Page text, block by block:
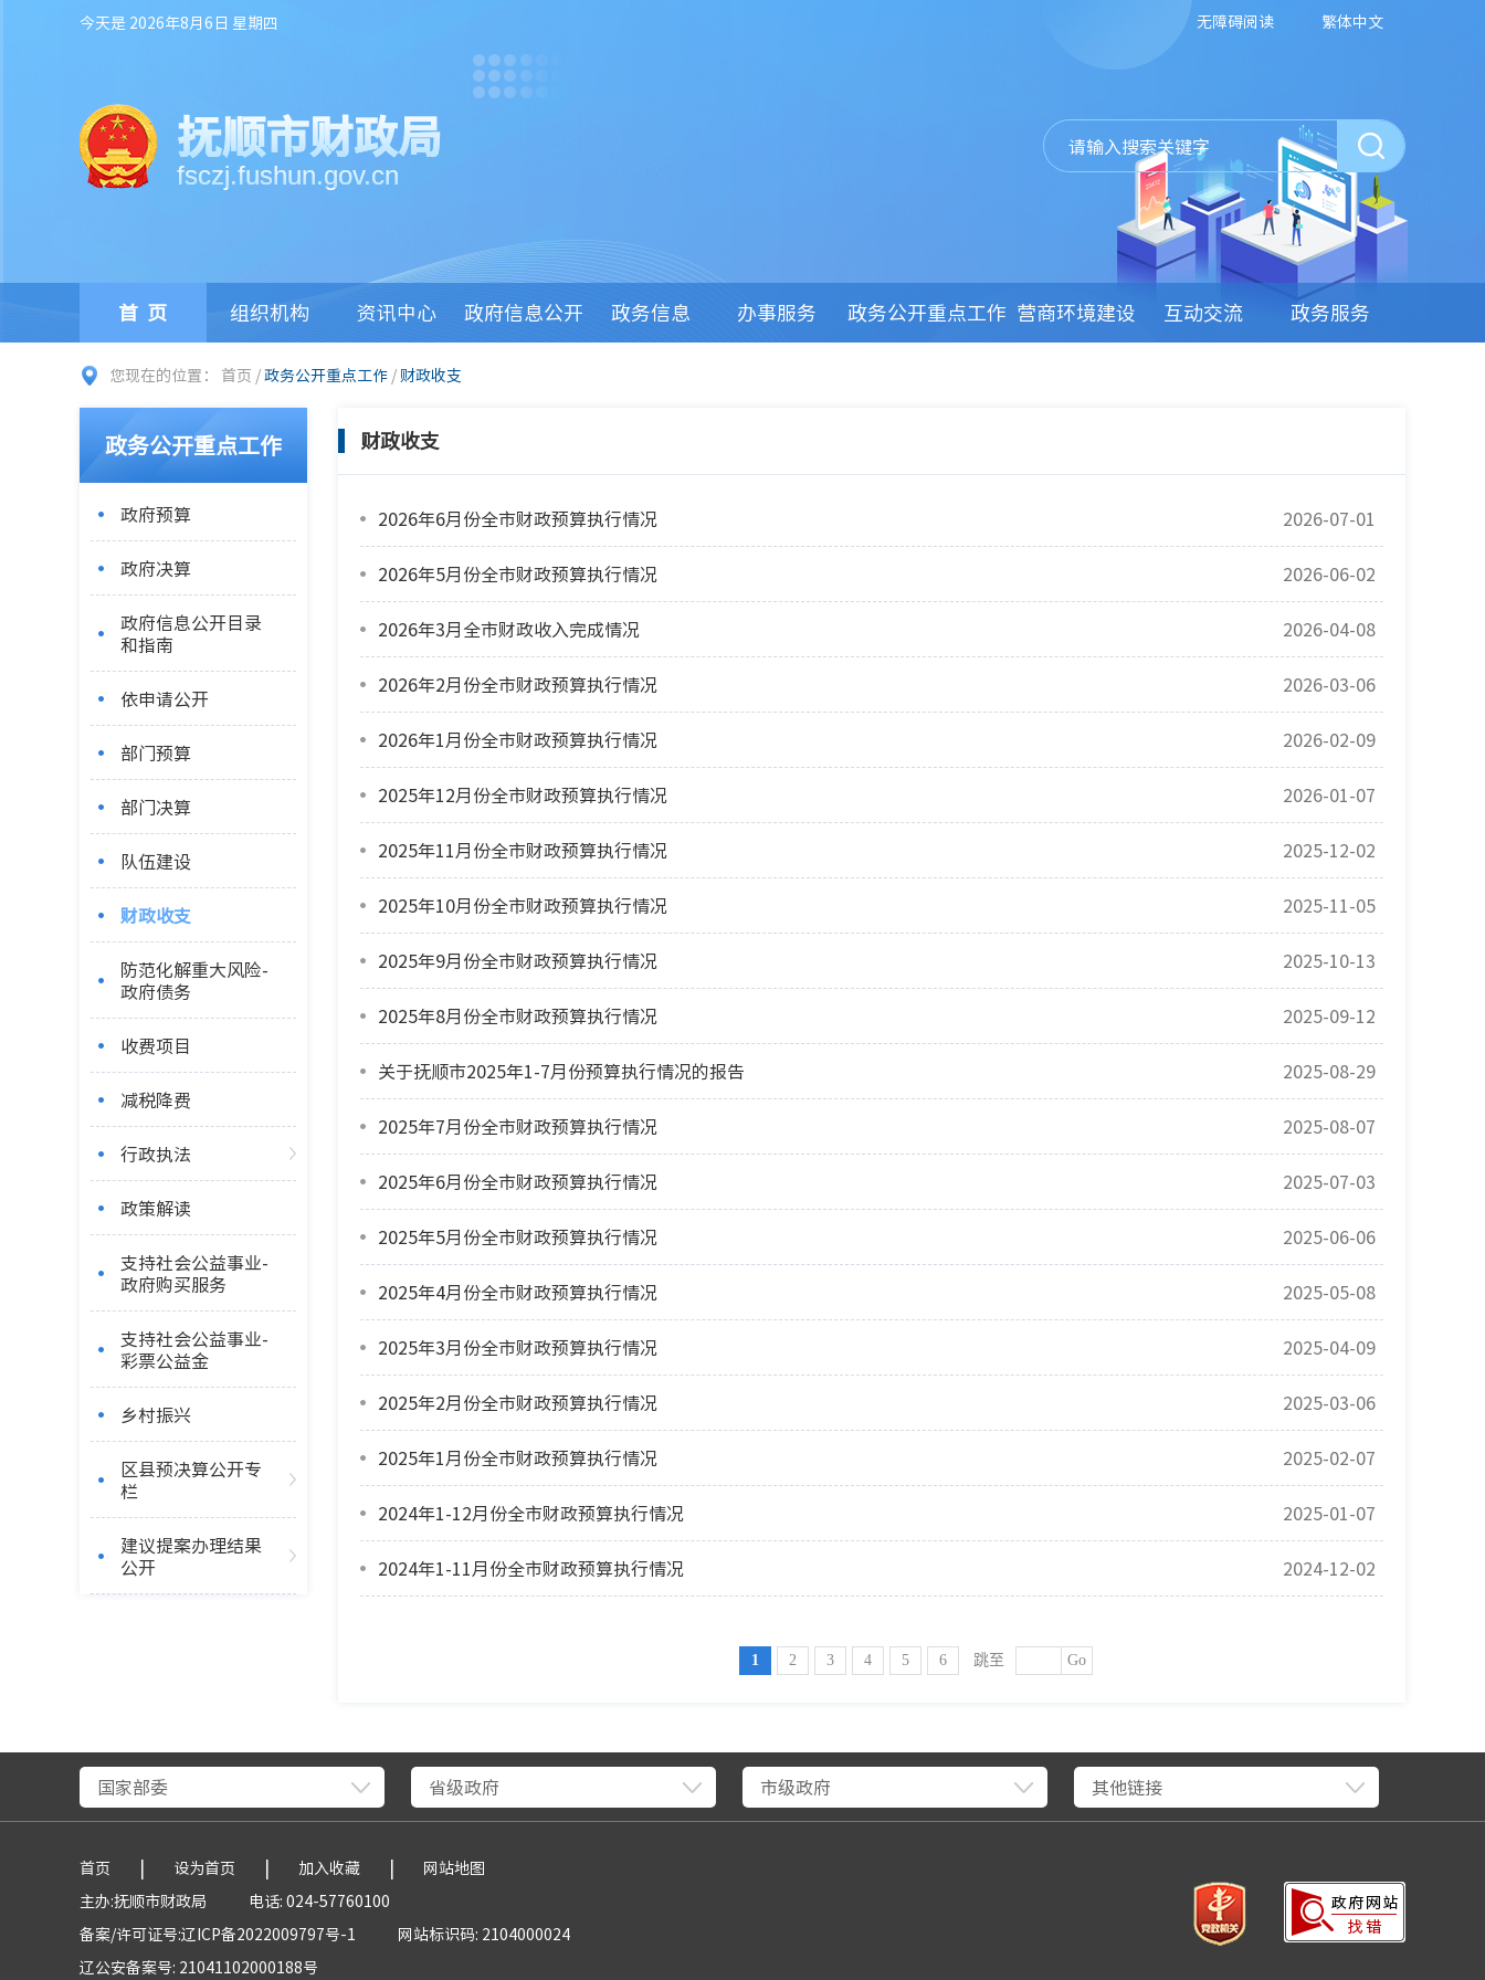
今天是 2026年8月6日 星期四 无障碍阅读 繁体中文
抚顺市财政局
fsczj.fushun.gov.cn
首页 组织机构 资讯中心 政府信息公开 政务信息 办事服务 政务公开重点工作 营商环境建设 互动交流 政务服务
您现在的位置： 首页 /政务公开重点工作 / 财政收支
政务公开重点工作
政府预算
政府决算
政府信息公开目录
和指南
依申请公开
部门预算
部门决算
队伍建设
财政收支
防范化解重大风险-
政府债务
收费项目
减税降费
行政执法
政策解读
支持社会公益事业-
政府购买服务
支持社会公益事业-
彩票公益金
乡村振兴
区县预决算公开专
栏
建议提案办理结果
公开
财政收支
2026年6月份全市财政预算执行情况 2026-07-01
2026年5月份全市财政预算执行情况 2026-06-02
2026年3月全市财政收入完成情况 2026-04-08
2026年2月份全市财政预算执行情况 2026-03-06
2026年1月份全市财政预算执行情况 2026-02-09
2025年12月份全市财政预算执行情况 2026-01-07
2025年11月份全市财政预算执行情况 2025-12-02
2025年10月份全市财政预算执行情况 2025-11-05
2025年9月份全市财政预算执行情况 2025-10-13
2025年8月份全市财政预算执行情况 2025-09-12
关于抚顺市2025年1-7月份预算执行情况的报告 2025-08-29
2025年7月份全市财政预算执行情况 2025-08-07
2025年6月份全市财政预算执行情况 2025-07-03
2025年5月份全市财政预算执行情况 2025-06-06
2025年4月份全市财政预算执行情况 2025-05-08
2025年3月份全市财政预算执行情况 2025-04-09
2025年2月份全市财政预算执行情况 2025-03-06
2025年1月份全市财政预算执行情况 2025-02-07
2024年1-12月份全市财政预算执行情况 2025-01-07
2024年1-11月份全市财政预算执行情况 2024-12-02
1 2 3 4 5 6 Go
跳至
国家部委 省级政府 市级政府 其他链接
首页 | 设为首页 | 加入收藏 |
网站地图
主办:抚顺市财政局
电话: 024-57760100
备案/许可证号:辽ICP备2022009797号-1
网站标识码: 2104000024
辽公安备案号: 21041102000188号